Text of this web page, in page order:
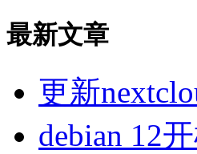
最新文章
更新
debian 12